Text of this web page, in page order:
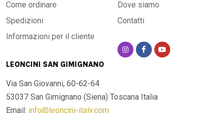
Come ordinare
Spedizioni
Informazioni per il cliente
Dove siamo
Contatti
LEONCINI SAN GIMIGNANO
Via San Giovanni, 60-62-64
53037 San Gimignano (Siena) Toscana Italia
Email: info@leoncini-italy.com